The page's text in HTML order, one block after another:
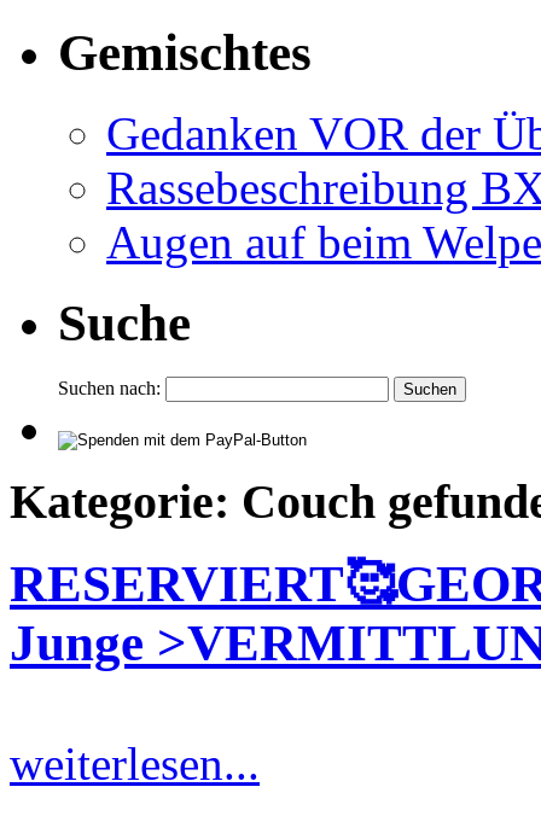
Gemischtes
Gedanken VOR der
Rassebeschreibung
Augen auf beim
Suche
Suchen nach:
Kategorie: Couch
Junge
weiterlesen...